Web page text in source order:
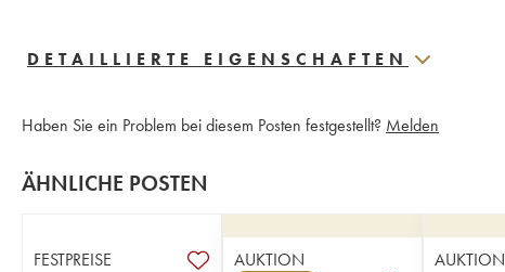
DETAILLIERTE EIGENSCHAFTEN
Haben Sie ein Problem bei diesem Posten festgestellt? Melden
ÄHNLICHE POSTEN
FESTPREISE AUKTION AUKTION